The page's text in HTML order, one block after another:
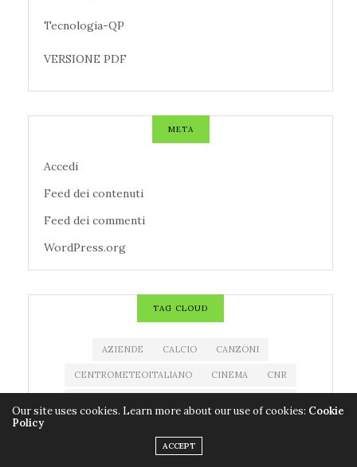
Tecnologia-QP
VERSIONE PDF
META
Accedi
Feed dei contenuti
Feed dei commenti
WordPress.org
TAG CLOUD
AZIENDE CALCIO CANZONI
CENTROMETEOITALIANO CINEMA CNR
ESTRAZIONE SUPERENALOTTO
Our site uses cookies. Learn more about our use of cookies: Cookie
Policy
ACCEPT